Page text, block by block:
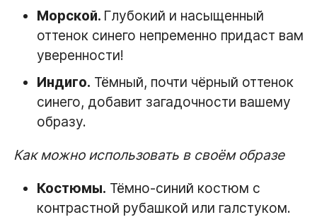
Морской. Глубокий и насыщенный
оттенок синего непременно придаст вам
уверенности!
Индиго. Тёмный, почти чёрный оттенок
синего, добавит загадочности вашему
образу.
Как можно использовать в своём образе
Костюмы. Тёмно-синий костюм с
контрастной рубашкой или галстуком.